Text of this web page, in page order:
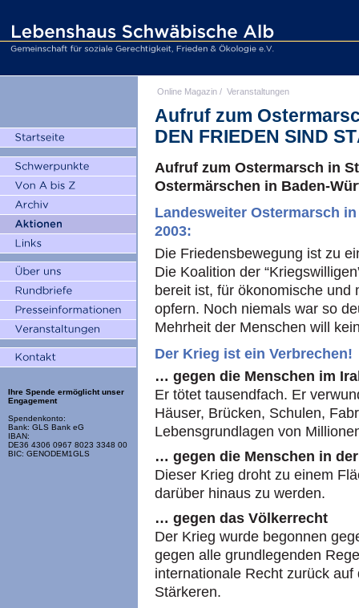
Ihre Spende ermöglicht unser
Engagement
Spendenkonto:
Bank: GLS Bank eG
IBAN:
DE36 4306 0967 8023 3348 00
BIC: GENODEM1GLS
Online Magazin / Veranstaltungen
Aufruf zum
DEN FRIEDEN SIND
Aufruf zum Ostermarsch in
Ostermärschen in Baden-
Landesweiter Ostermarsch
2003:
Die Friedensbewegung ist zu
Die Koalition der
bereit ist, für ökonomische
opfern. Noch niemals war so
Mehrheit der Menschen will
Der Krieg ist ein Verbrechen!
… gegen die Menschen im
Er tötet tausendfach. Er
Häuser, Brücken, Schulen,
Lebensgrundlagen von
… gegen die Menschen in
Dieser Krieg droht zu einem
darüber hinaus zu werden.
… gegen das Völkerrecht
Der Krieg wurde begonnen
gegen alle grundlegenden
internationale Recht zurück
Stärkeren.